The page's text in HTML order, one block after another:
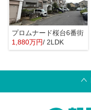
プロムナード桜台6番街
1,880万円/ 2LDK